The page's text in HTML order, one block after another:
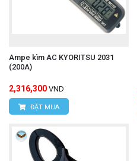
Ampe kìm AC KYORITSU 2031
(200A)
2,316,300 VND
ĐẶT MUA